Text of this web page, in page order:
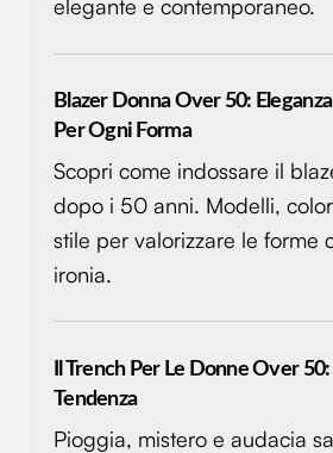
elegante e contemporaneo.
Blazer Donna Over 50:
Per Ogni Forma
Scopri come indossare il
dopo i 50 anni. Modelli,
stile per valorizzare le forme
ironia.
Il Trench Per Le Donne Over
Tendenza
Pioggia, mistero e audacia